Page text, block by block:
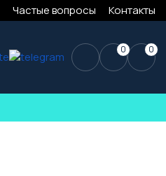
Частые вопросы Контакты
0 0